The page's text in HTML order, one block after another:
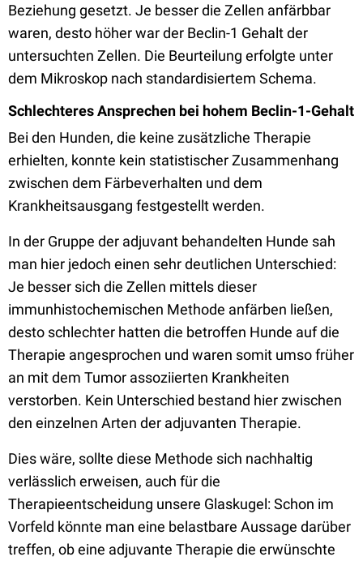
Beziehung gesetzt. Je besser die Zellen anfärbbar
waren, desto höher war der Beclin-1 Gehalt der
untersuchten Zellen. Die Beurteilung erfolgte unter
dem Mikroskop nach standardisiertem Schema.
Schlechteres Ansprechen bei hohem Beclin-1-Gehalt
Bei den Hunden, die keine zusätzliche Therapie
erhielten, konnte kein statistischer Zusammenhang
zwischen dem Färbeverhalten und dem
Krankheitsausgang festgestellt werden.
In der Gruppe der adjuvant behandelten Hunde sah
man hier jedoch einen sehr deutlichen Unterschied:
Je besser sich die Zellen mittels dieser
immunhistochemischen Methode anfärben ließen,
desto schlechter hatten die betroffen Hunde auf die
Therapie angesprochen und waren somit umso früher
an mit dem Tumor assoziierten Krankheiten
verstorben. Kein Unterschied bestand hier zwischen
den einzelnen Arten der adjuvanten Therapie.
Dies wäre, sollte diese Methode sich nachhaltig
verlässlich erweisen, auch für die
Therapieentscheidung unsere Glaskugel: Schon im
Vorfeld könnte man eine belastbare Aussage darüber
treffen, ob eine adjuvante Therapie die erwünschte